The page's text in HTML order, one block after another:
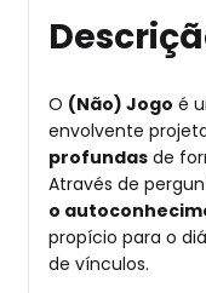
O (Não) Jogo é
envolvente
profundas de
Através de
o
propício para o
de vínculos.